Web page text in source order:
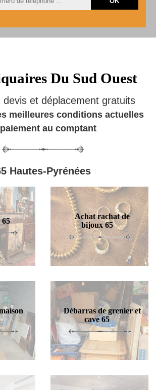
Du Sud Ouest
devis et déplacement gratuits
meilleures conditions actuelles
au comptant
Hautes-Pyrénées
Achat rachat de
bijoux 65
Débarras de grenier et
cave 65